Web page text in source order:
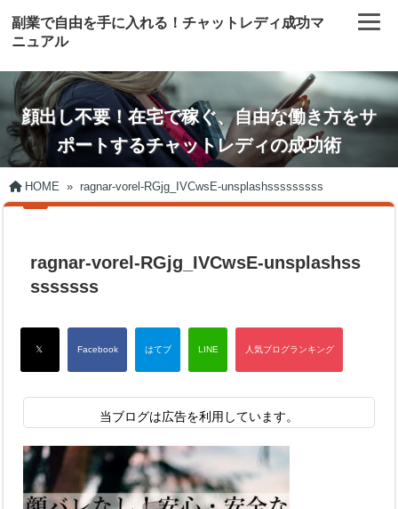
副業で自由を手に入れる！チャットレディ成功マ
ニュアル
顔出し不要！在宅で稼ぐ、自由な働き方をサ
ポートするチャットレディの成功術
HOME » ragnar-vorel-RGjg_IVCwsE-unsplashsssssssss
ragnar-vorel-RGjg_IVCwsE-unsplashss
sssssss
当ブログは広告を利用しています。